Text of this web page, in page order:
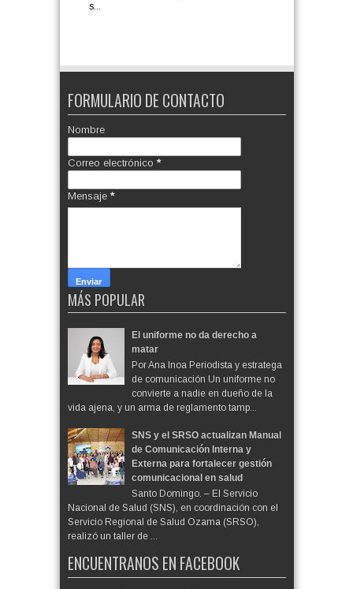
s...
FORMULARIO DE CONTACTO
Nombre
Correo electrónico *
Mensaje *
MÁS POPULAR
El uniforme no da derecho a
matar
Por Ana Inoa Periodista y estratega
de comunicación Un uniforme no
convierte a nadie en dueño de la
vida ajena, y un arma de reglamento tamp...
SNS y el SRSO actualizan Manual
de Comunicación Interna y
Externa para fortalecer gestión
comunicacional en salud
Santo Domingo. – El Servicio
Nacional de Salud (SNS), en coordinación con el
Servicio Regional de Salud Ozama (SRSO),
realizó un taller de ...
ENCUENTRANOS EN FACEBOOK